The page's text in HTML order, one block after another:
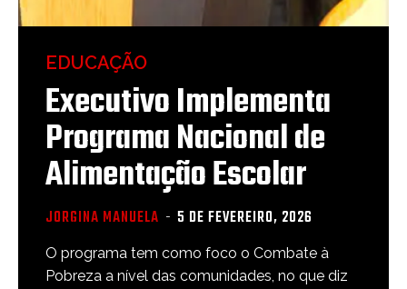
EDUCAÇÃO
Executivo Implementa
Programa Nacional de
Alimentação Escolar
JORGINA MANUELA - 5 DE FEVEREIRO, 2026
O programa tem como foco o Combate à
Pobreza a nível das comunidades, no que diz